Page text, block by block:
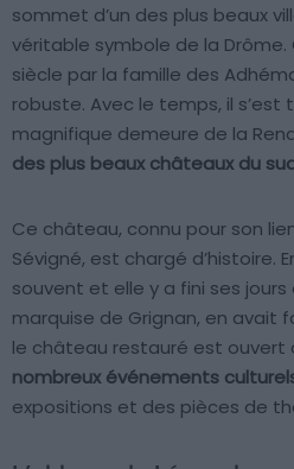
sommet d’un des plus beaux
véritable symbole de la Drôme.
siècle par la famille des
robuste. Avec le temps, il s’est
magnifique demeure de la
des plus beaux châteaux du
Ce château, connu pour son
Sévigné, est chargé d’histoire.
souvent et elle y a fini ses jours
marquise de Grignan, en avait
le château restauré est ouvert
nombreux événements
expositions et des pièces de